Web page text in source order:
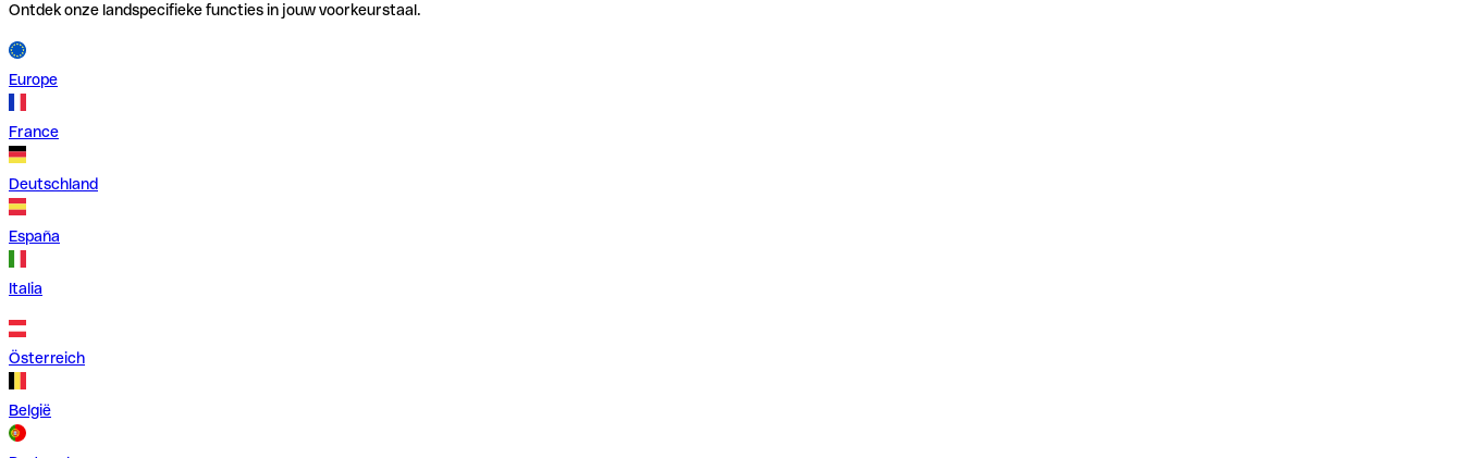
Ontdek onze landspecifieke functies in jouw voorkeurstaal.
Europe
France
Deutschland
España
Italia
Österreich
België